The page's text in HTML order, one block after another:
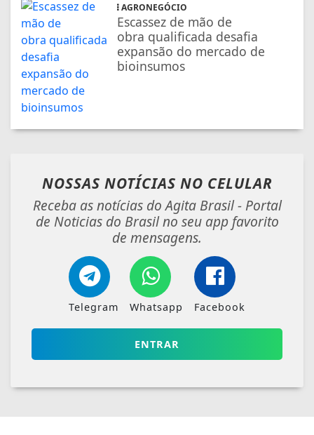
AGRONEGÓCIO
Escassez de mão de
obra qualificada desafia
expansão do mercado de
bioinsumos
NOSSAS NOTÍCIAS NO CELULAR
Receba as notícias do Agita Brasil - Portal
de Noticias do Brasil no seu app favorito
de mensagens.
Telegram Whatsapp Facebook
ENTRAR